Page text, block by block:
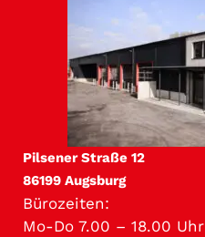
Pilsener Straße 12
86199 Augsburg
Bürozeiten:
Mo-Do 7.00 – 18.00 Uhr